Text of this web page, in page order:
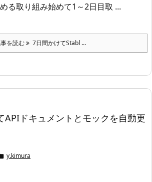
る取り組み始めて1～2日目取 ...
を読む 7日間かけてStabl ...
APIドキュメントとモックを自動更
y.kimura